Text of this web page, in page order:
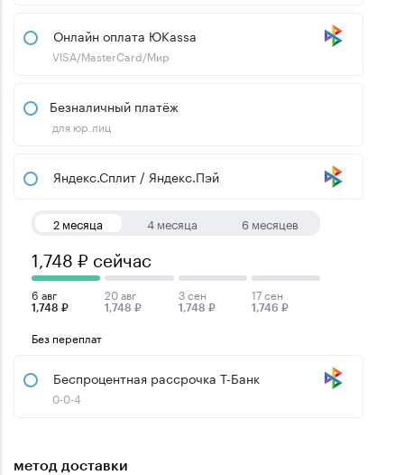
Онлайн оплата ЮKassa
VISA/MasterCard/Мир
Безналичный платёж
для юр.лиц
Яндекс.Сплит / Яндекс.Пэй
2 месяца 4 месяца 6 месяцев
1,748 ₽ сейчас
6 авг
1,748 ₽
20 авг
1,748 ₽
3 сен
1,748 ₽
17 сен
1,746 ₽
Без переплат
Беспроцентная рассрочка Т-Банк
0-0-4
метод доставки